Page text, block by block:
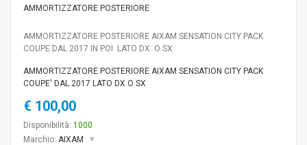
AMMORTIZZATORE POSTERIORE
AMMORTIZZATORE POSTERIORE AIXAM SENSATION CITY PACK
COUPE DAL 2017 IN POI LATO DX O SX
AMMORTIZZATORE POSTERIORE AIXAM SENSATION CITY PACK
COUPE' DAL 2017 LATO DX O SX
€ 100,00
Disponibilità: 1000
Marchio: AIXAM